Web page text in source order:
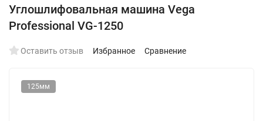
Углошлифовальная машина Vega
Professional VG-1250
Оставить отзыв Избранное Сравнение
125мм